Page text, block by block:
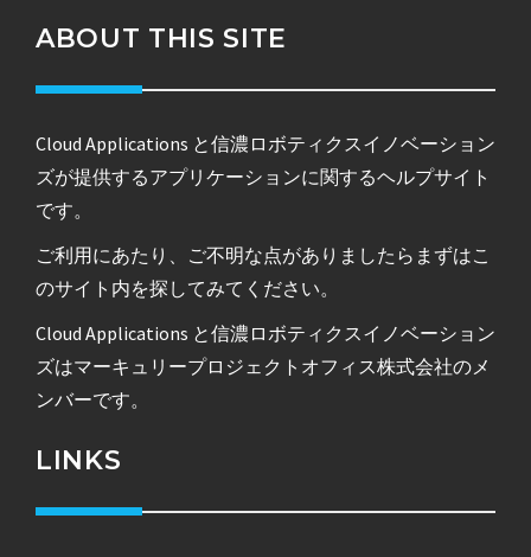
ABOUT THIS SITE
Cloud Applications と信濃ロボティクスイノベーション
ズが提供するアプリケーションに関するヘルプサイト
です。
ご利用にあたり、ご不明な点がありましたらまずはこ
のサイト内を探してみてください。
Cloud Applications と信濃ロボティクスイノベーション
ズはマーキュリープロジェクトオフィス株式会社のメ
ンバーです。
LINKS